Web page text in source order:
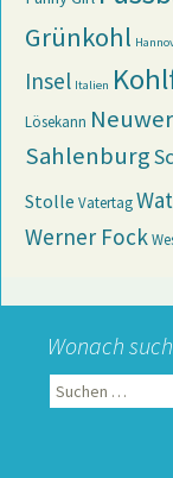
Grünkohl
Insel Italien
Lösekann
Sahlenburg
Stolle Vatertag
Werner Fock
Wonach
Suchen
nach: